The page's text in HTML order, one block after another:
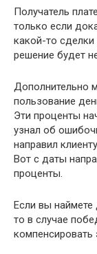
Получатель
только если
какой-то сделки
решение будет
Дополнительно
пользование
Эти проценты
узнал об
направил
Вот с даты
проценты.
Если вы наймете
то в случае
компенсировать